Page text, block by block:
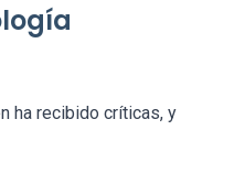
ha recibido críticas, y